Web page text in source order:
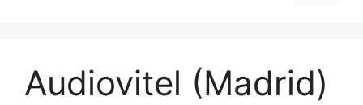
Audiovitel (Madrid)